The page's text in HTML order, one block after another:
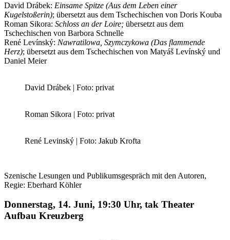
David Drábek: Einsame Spitze (Aus dem Leben einer
Kugelstoßerin); übersetzt aus dem Tschechischen von Doris Kouba
Roman Sikora: Schloss an der Loire; übersetzt aus dem
Tschechischen von Barbora Schnelle
René Levínský: Nawratilowa, Szymczykowa (Das flammende
Herz); übersetzt aus dem Tschechischen von Matyáš Levínský und
Daniel Meier
David Drábek | Foto: privat
Roman Sikora | Foto: privat
René Levinský | Foto: Jakub Krofta
Szenische Lesungen und Publikumsgespräch mit den Autoren,
Regie: Eberhard Köhler
Donnerstag, 14. Juni, 19:30 Uhr, tak Theater
Aufbau Kreuzberg